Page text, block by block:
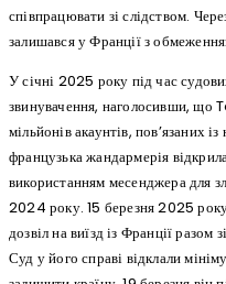
співпрацювати зі слідством.
залишався у Франції з
У січні 2025 року під час
звинувачення, наголосивши,
мільйонів акаунтів, пов’язаних
французька жандармерія
використанням месенджера для
2024 року. 15 березня 2025
дозвіл на виїзд із Франції
Суд у його справі відклали